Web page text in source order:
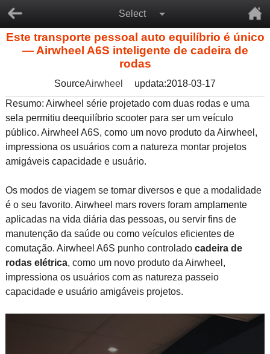
Select
Este transporte pessoal auto equilíbrio é único
— Airwheel A6S inteligente de cadeira de
rodas
SourceAirwheel
updata:2018-03-17
Resumo: Airwheel série projetado com duas rodas e uma
sela permitiu deequilíbrio scooter para ser um veículo
público. Airwheel A6S, como um novo produto da Airwheel,
impressiona os usuários com a natureza montar projetos
amigáveis capacidade e usuário.
Os modos de viagem se tornar diversos e que a modalidade
é o seu favorito. Airwheel mars rovers foram amplamente
aplicadas na vida diária das pessoas, ou servir fins de
manutenção da saúde ou como veículos eficientes de
comutação. Airwheel A6S punho controlado cadeira de
rodas elétrica, como um novo produto da Airwheel,
impressiona os usuários com as natureza passeio
capacidade e usuário amigáveis projetos.